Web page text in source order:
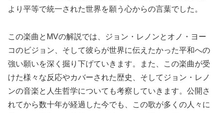
より平等で統一された世界を願う心からの言葉でした​​。
この楽曲とMVの解説では、ジョン・レノンとオノ・ヨー
コのビジョン、そして彼らが世界に伝えたかった平和への
強い願いを深く掘り下げていきます。また、この楽曲が受
けた様々な反応やカバーされた歴史、そしてジョン・レノ
ンの音楽と人生哲学についても考察していきます。公開さ
れてから数十年が経過した今でも、この歌が多くの人々に